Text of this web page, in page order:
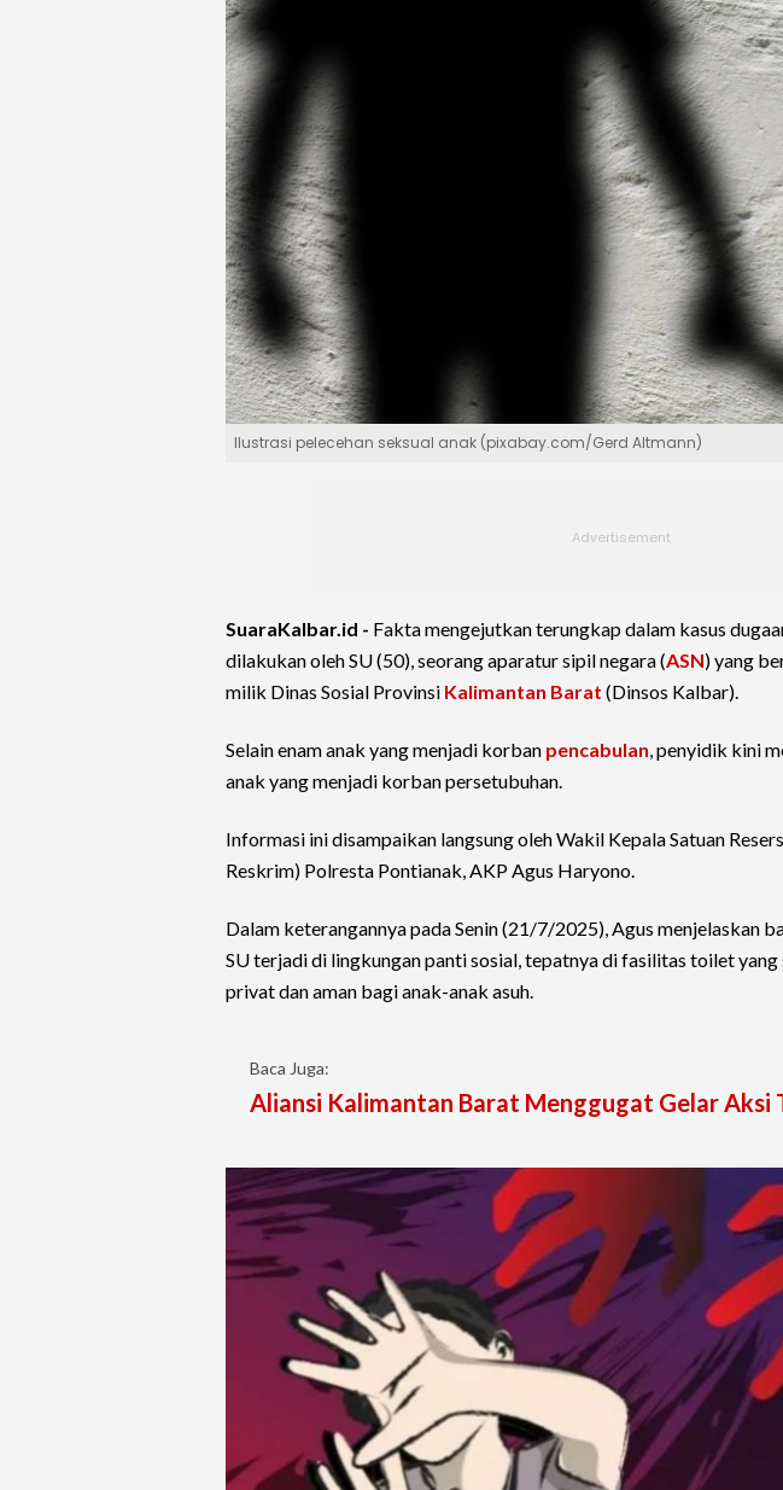
Ilustrasi pelecehan seksual anak (pixabay.com/Gerd Altmann)
SuaraKalbar.id - Fakta mengejutkan terungkap dalam kasus
dilakukan oleh SU (50), seorang aparatur sipil negara (ASN) yang
milik Dinas Sosial Provinsi Kalimantan Barat (Dinsos Kalbar).
Selain enam anak yang menjadi korban pencabulan, penyidik kini
anak yang menjadi korban persetubuhan.
Informasi ini disampaikan langsung oleh Wakil Kepala Satuan
Reskrim) Polresta Pontianak, AKP Agus Haryono.
Dalam keterangannya pada Senin (21/7/2025), Agus menjelaskan
SU terjadi di lingkungan panti sosial, tepatnya di fasilitas toilet yang
privat dan aman bagi anak-anak asuh.
Baca Juga:
Aliansi Kalimantan Barat Menggugat Gelar Aksi